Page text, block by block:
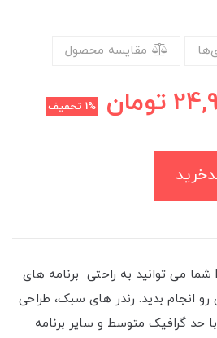
مقایسه محصول
تومان 1% تخفیف
با HP ProBook 650 G1 i5 شما می توانید به راحتی برنامه های
رو انجام بدید. رندر های سبک، طراحی
حد گرافیک متوسط و سایر برنامه